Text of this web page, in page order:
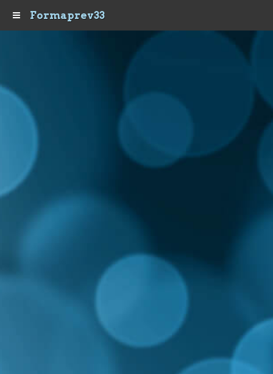
Formaprev33